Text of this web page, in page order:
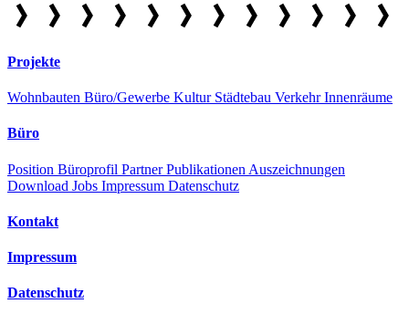
Projekte
Wohnbauten Büro/Gewerbe Kultur Städtebau VerkehrInnenräume
Büro
Position Büroprofil PartnerPublikationen Auszeichnungen
Download Jobs Impressum Datenschutz
Kontakt
Impressum
Datenschutz